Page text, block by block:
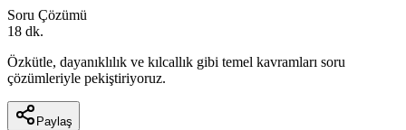
Soru Çözümü
18 dk.
Özkütle, dayanıklılık ve kılcallık gibi temel kavramları soru
çözümleriyle pekiştiriyoruz.
Paylaş